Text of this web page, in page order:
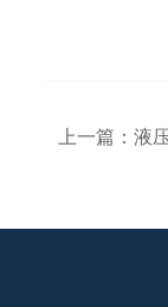
上一篇： 液